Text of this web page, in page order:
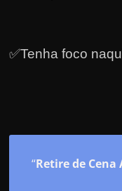
✅Tenha foco
“Retire de Cena